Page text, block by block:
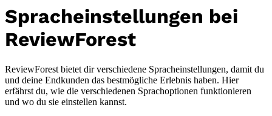
Spracheinstellungen bei
ReviewForest
ReviewForest bietet dir verschiedene Spracheinstellungen, damit du
und deine Endkunden das bestmögliche Erlebnis haben. Hier
erfährst du, wie die verschiedenen Sprachoptionen funktionieren
und wo du sie einstellen kannst.